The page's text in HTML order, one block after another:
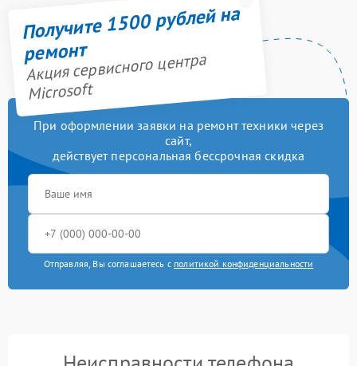
Получите 1500 рублей на
ремонт
Акция сервисного центра
Microsoft
При оформлении заявки на ремонт техники через
сайт,
действует персональная бессрочная скидка
Отправляя, Вы соглашаетесь с политикой конфиденциальности